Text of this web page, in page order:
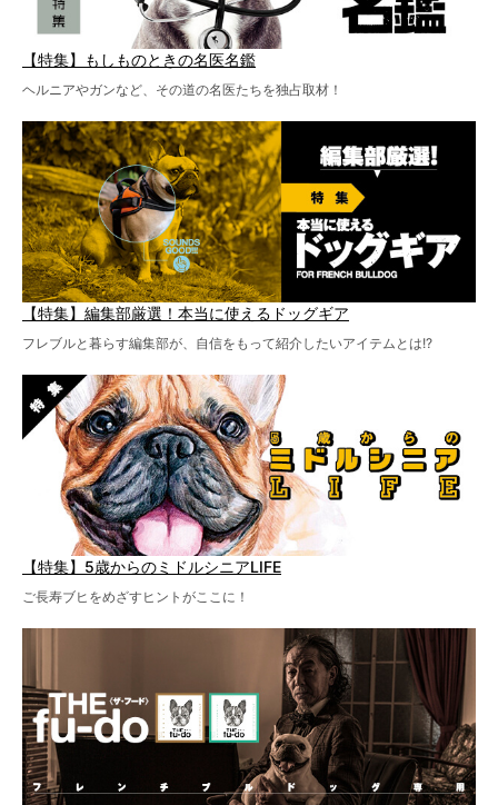
【特集】もしものときの名医名鑑
ヘルニアやガンなど、その道の名医たちを独占取材！
【特集】編集部厳選！本当に使えるドッグギア
フレブルと暮らす編集部が、自信をもって紹介したいアイテムとは!?
【特集】5歳からのミドルシニアLIFE
ご長寿ブヒをめざすヒントがここに！